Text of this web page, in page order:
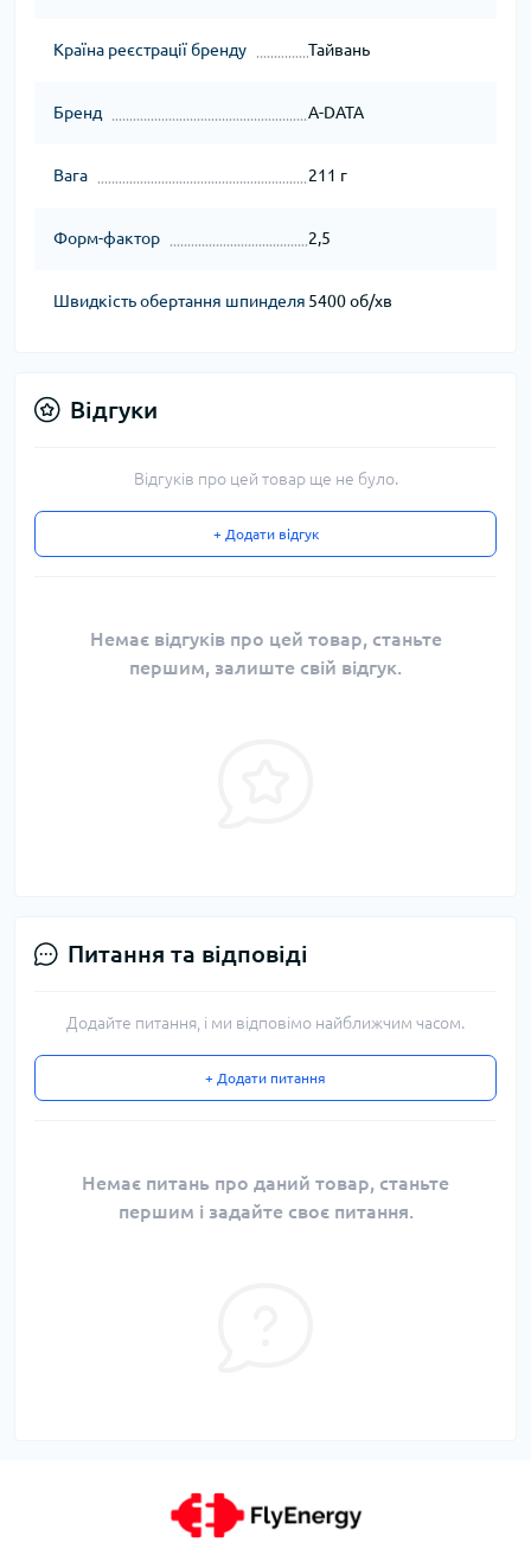
Країна реєстрації бренду Тайвань
Бренд A-DATA
Вага 211 г
Форм-фактор 2,5
Швидкість обертання шпинделя 5400 об/хв
Відгуки
Відгуків про цей товар ще не було.
+ Додати відгук
Немає відгуків про цей товар, станьте
першим, залиште свій відгук.
Питання та відповіді
Додайте питання, і ми відповімо найближчим часом.
+ Додати питання
Немає питань про даний товар, станьте
першим і задайте своє питання.